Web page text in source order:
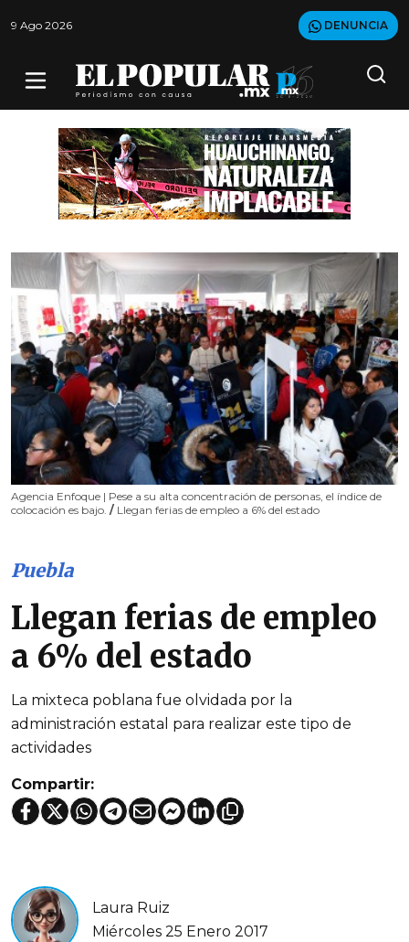
9 Ago 2026 DENUNCIA
Agencia Enfoque | Pese a su alta concentración de personas, el índice de
colocación es bajo. / Llegan ferias de empleo a 6% del estado
Puebla
Llegan ferias de empleo
a 6% del estado
La mixteca poblana fue olvidada por la
administración estatal para realizar este tipo de
actividades
Compartir:
Laura Ruiz
Miércoles 25 Enero 2017